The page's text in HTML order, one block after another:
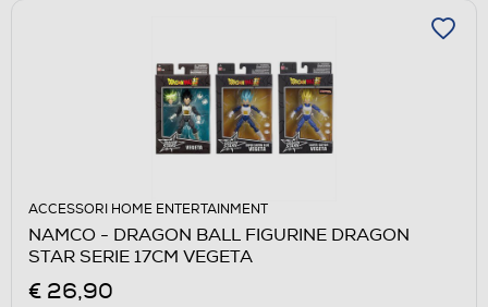
ACCESSORI HOME ENTERTAINMENT
NAMCO - DRAGON BALL FIGURINE DRAGON
STAR SERIE 17CM VEGETA
€ 26,90